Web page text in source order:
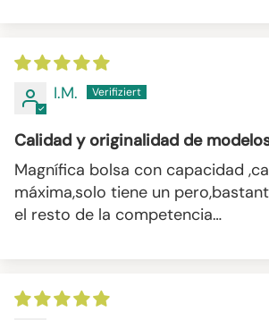
I.M.
Calidad y originalidad de
Magnífica bolsa con capacidad
máxima,solo tiene un
el resto de la competencia…